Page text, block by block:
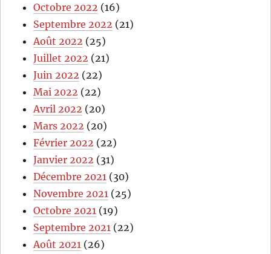
Octobre 2022 (16)
Septembre 2022 (21)
Août 2022 (25)
Juillet 2022 (21)
Juin 2022 (22)
Mai 2022 (22)
Avril 2022 (20)
Mars 2022 (20)
Février 2022 (22)
Janvier 2022 (31)
Décembre 2021 (30)
Novembre 2021 (25)
Octobre 2021 (19)
Septembre 2021 (22)
Août 2021 (26)